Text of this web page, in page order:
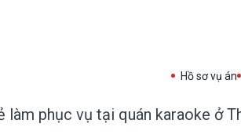
Hồ sơ vụ án
phục vụ tại quán karaoke ở